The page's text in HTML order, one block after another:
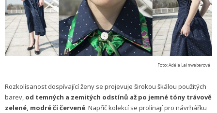
Foto: Adéla Leinweberová
Rozkolísanost dospívající ženy se projevuje širokou škálou použitých
barev, od temných a zemitých odstínů až po jemné tóny trávově
zelené, modré či červené. Napříč kolekcí se prolínají pro návrhářku